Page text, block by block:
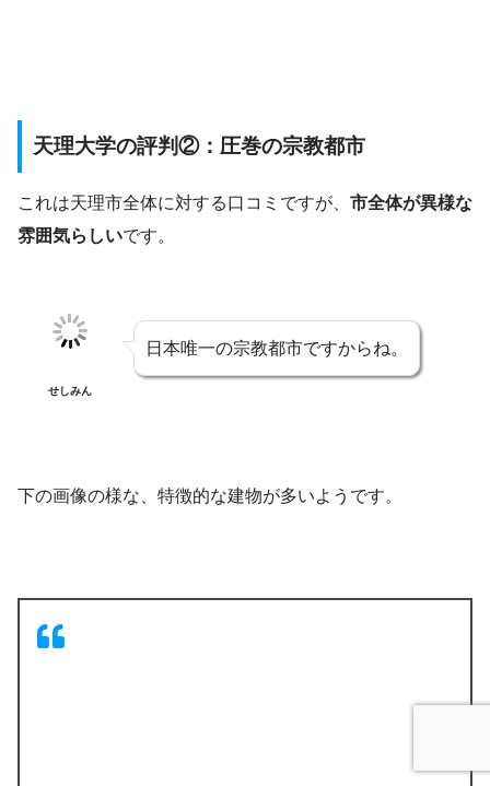
天理大学の評判②：圧巻の宗教都市
これは天理市全体に対する口コミですが、 市全体が異様な
雰囲気らしいです。
せしみん
日本唯一の宗教都市ですからね。
下の画像の様な、特徴的な建物が多いようです。